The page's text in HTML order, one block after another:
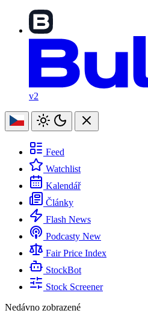
v2
Feed
Watchlist
Kalendář
Články
Flash News
Podcasty New
Fair Price Index
StockBot
Stock Screener
Nedávno zobrazené